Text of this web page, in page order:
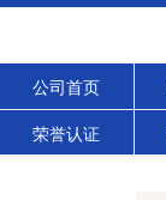
公司首页
荣誉认证